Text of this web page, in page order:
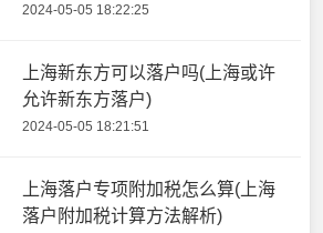
2024-05-05 18:22:25
上海新东方可以落户吗(上海或许
允许新东方落户)
2024-05-05 18:21:51
上海落户专项附加税怎么算(上海
落户附加税计算方法解析)